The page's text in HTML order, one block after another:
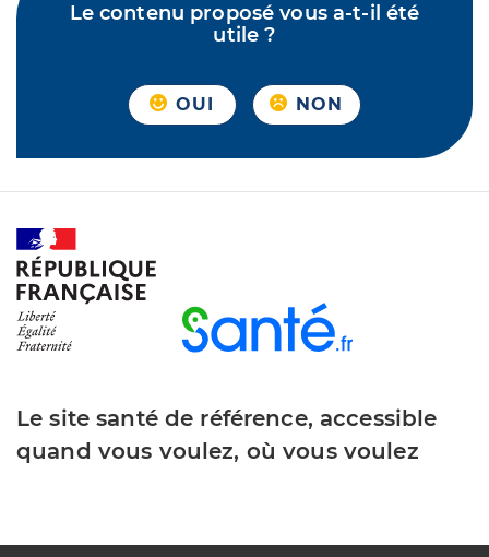
Le contenu proposé vous a-t-il été
utile ?
OUI NON
Le site santé de référence, accessible
quand vous voulez, où vous voulez